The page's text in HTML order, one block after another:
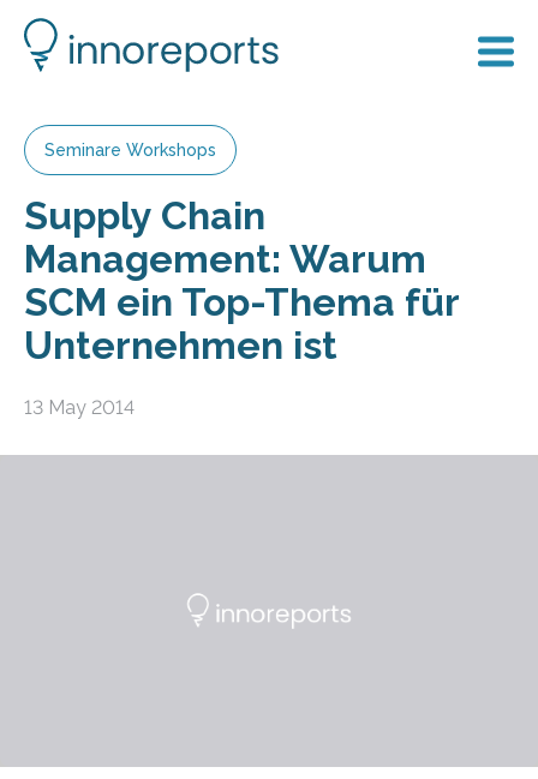
Seminare Workshops
Supply Chain
Management: Warum
SCM ein Top-Thema für
Unternehmen ist
13 May 2014